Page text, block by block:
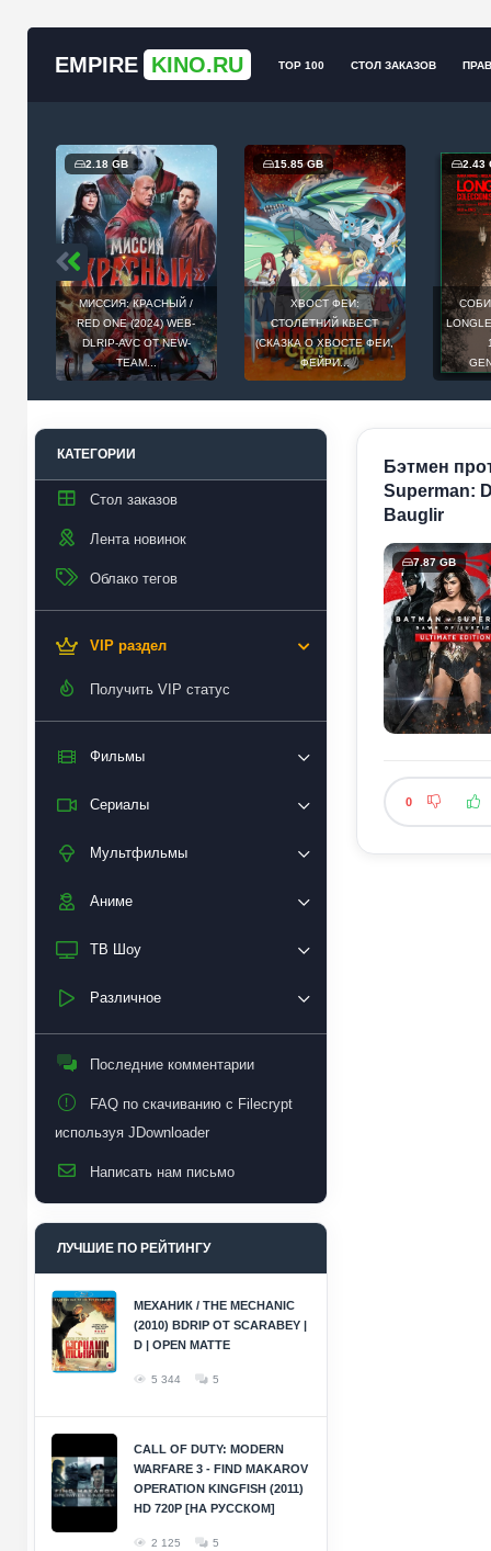
EMPIRE KINO.RU TOP 100 СТОЛ ЗАКАЗОВ
2.18 GB
МИССИЯ: КРАСНЫЙ /
RED ONE (2024) WEB-
DLRIP-AVC ОТ NEW-
TEAM...
15.85 GB
ХВОСТ ФЕИ:
СТОЛЕТНИЙ КВЕСТ
(СКАЗКА О ХВОСТЕ ФЕИ,
ФЕЙРИ...
2.43
КАТЕГОРИИ
Стол заказов
Лента новинок
Облако тегов
VIP раздел
Получить VIP статус
Фильмы
Сериалы
Мультфильмы
Аниме
ТВ Шоу
Различное
Последние комментарии
FAQ по скачиванию с Filecrypt
используя JDownloader
Написать нам письмо
ЛУЧШИЕ ПО РЕЙТИНГУ
МЕХАНИК / THE MECHANIC
(2010) BDRIP ОТ SCARABEY |
D | OPEN MATTE
5 344 5
CALL OF DUTY: MODERN
WARFARE 3 - FIND MAKAROV
OPERATION KINGFISH (2011)
HD 720P [НА РУССКОМ]
2 125 5
Бэтмен
Superman:
Bauglir
7.87 GB
0